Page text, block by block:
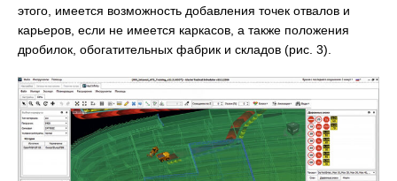
этого, имеется возможность добавления точек отвалов и
карьеров, если не имеется каркасов, а также положения
дробилок, обогатительных фабрик и складов (рис. 3).